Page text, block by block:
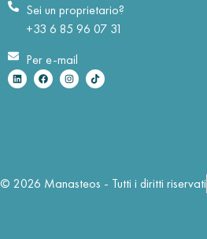
Sei un proprietario?
+33 6 85 96 07 31
Per e-mail
© 2026 Manasteos - Tutti i diritti riservati